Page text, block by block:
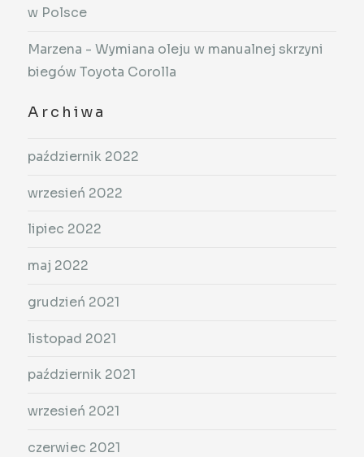
w Polsce
Marzena -Wymiana oleju w manualnej skrzyni
biegów Toyota Corolla
Archiwa
październik 2022
wrzesień 2022
lipiec 2022
maj 2022
grudzień 2021
listopad 2021
październik 2021
wrzesień 2021
czerwiec 2021